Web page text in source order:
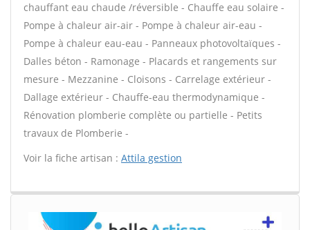
chauffant eau chaude /réversible - Chauffe eau solaire -
Pompe à chaleur air-air - Pompe à chaleur air-eau -
Pompe à chaleur eau-eau - Panneaux photovoltaïques -
Dalles béton - Ramonage - Placards et rangements sur
mesure - Mezzanine - Cloisons - Carrelage extérieur -
Dallage extérieur - Chauffe-eau thermodynamique -
Rénovation plomberie complète ou partielle - Petits
travaux de Plomberie -
Voir la fiche artisan : Attila gestion